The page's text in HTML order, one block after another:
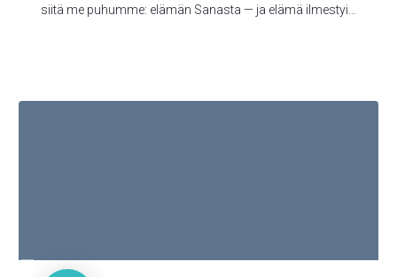
siitä me puhumme: elämän Sanasta — ja elämä ilmestyi,
yhteys meidän kanssamme; ja meillä on yhteys Isän ja
1. Kor. 3:16